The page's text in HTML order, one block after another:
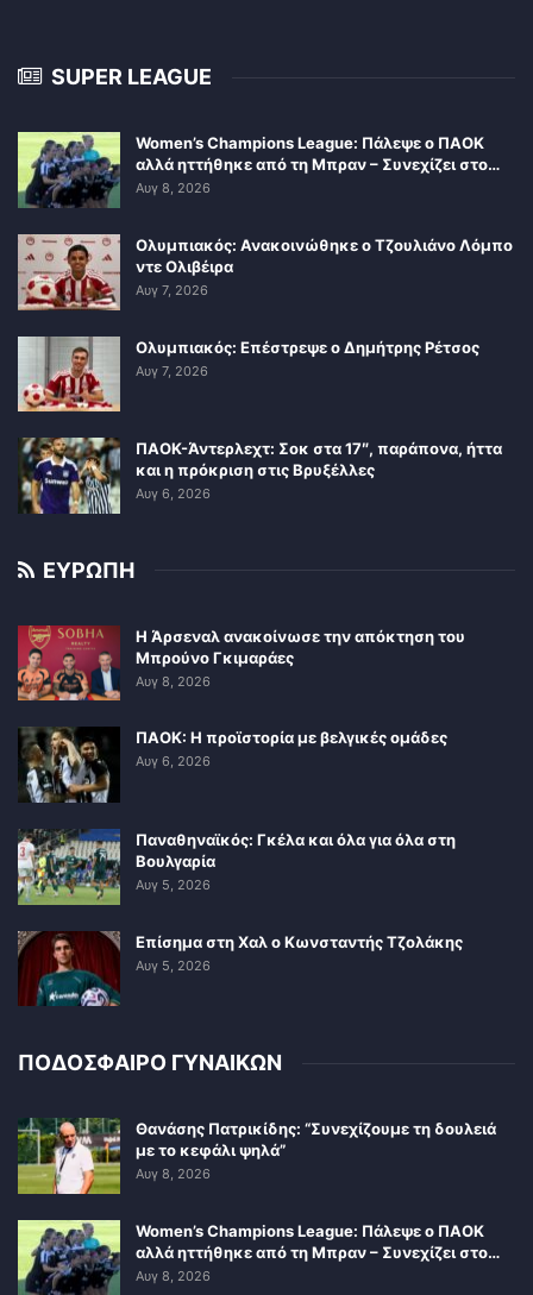
SUPER LEAGUE
Women’s Champions League: Πάλεψε ο ΠΑΟΚ
αλλά ηττήθηκε από τη Μπραν – Συνεχίζει στο…
Αυγ 8, 2026
Ολυμπιακός: Ανακοινώθηκε ο Τζουλιάνο Λόμπο
ντε Ολιβέιρα
Αυγ 7, 2026
Ολυμπιακός: Επέστρεψε ο Δημήτρης Ρέτσος
Αυγ 7, 2026
ΠΑΟΚ-Άντερλεχτ: Σοκ στα 17″, παράπονα, ήττα
και η πρόκριση στις Βρυξέλλες
Αυγ 6, 2026
ΕΥΡΩΠΗ
Η Άρσεναλ ανακοίνωσε την απόκτηση του
Μπρούνο Γκιμαράες
Αυγ 8, 2026
ΠΑΟΚ: Η προϊστορία με βελγικές ομάδες
Αυγ 6, 2026
Παναθηναϊκός: Γκέλα και όλα για όλα στη
Βουλγαρία
Αυγ 5, 2026
Επίσημα στη Χαλ ο Κωνσταντής Τζολάκης
Αυγ 5, 2026
ΠΟΔΟΣΦΑΙΡΟ ΓΥΝΑΙΚΩΝ
Θανάσης Πατρικίδης: “Συνεχίζουμε τη δουλειά
με το κεφάλι ψηλά”
Αυγ 8, 2026
Women’s Champions League: Πάλεψε ο ΠΑΟΚ
αλλά ηττήθηκε από τη Μπραν – Συνεχίζει στο…
Αυγ 8, 2026